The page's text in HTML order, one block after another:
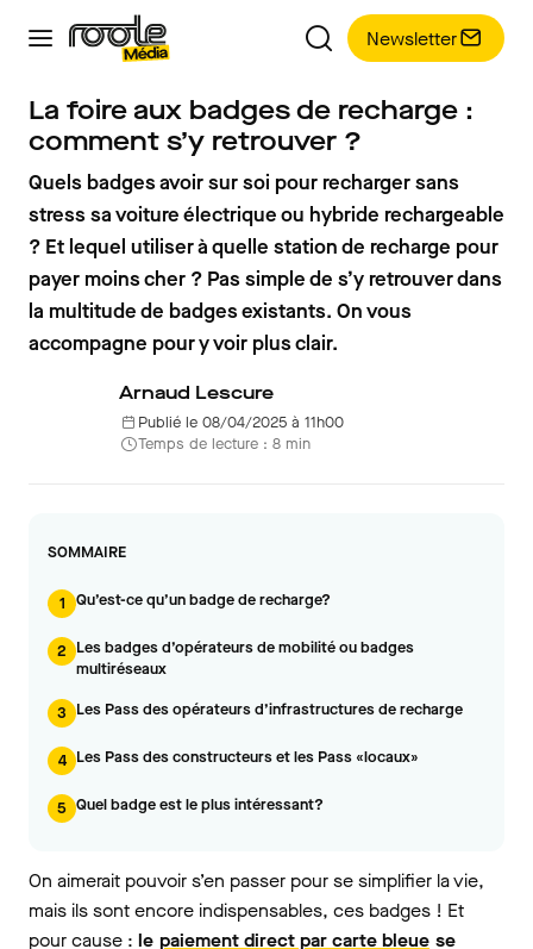
Newsletter
La foire aux badges de recharge :
comment s’y retrouver ?
Quels badges avoir sur soi pour recharger sans
stress sa voiture électrique ou hybride rechargeable
? Et lequel utiliser à quelle station de recharge pour
payer moins cher ? Pas simple de s’y retrouver dans
la multitude de badges existants. On vous
accompagne pour y voir plus clair.
Arnaud Lescure
Publié le 08/04/2025 à 11h00
Temps de lecture : 8 min
SOMMAIRE
1 Qu’est-ce qu’un badge de recharge?
2 Les badges d’opérateurs de mobilité ou badges
multiréseaux
3 Les Pass des opérateurs d’infrastructures de recharge
4 Les Pass des constructeurs et les Pass «locaux»
5 Quel badge est le plus intéressant?
On aimerait pouvoir s’en passer pour se simplifier la vie,
mais ils sont encore indispensables, ces badges ! Et
pour cause : le paiement direct par carte bleue se